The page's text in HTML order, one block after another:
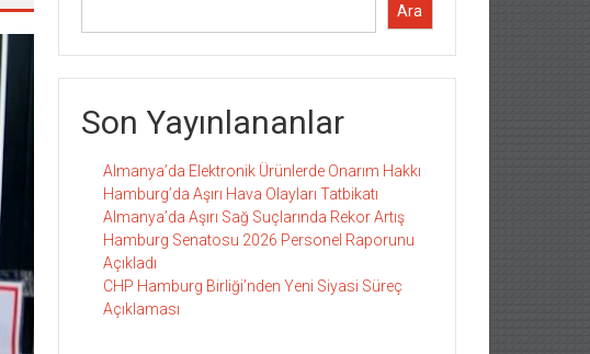
Ara
Son Yayınlananlar
Almanya’da Elektronik Ürünlerde Onarım Hakkı
Hamburg’da Aşırı Hava Olayları Tatbikatı
Almanya’da Aşırı Sağ Suçlarında Rekor Artış
Hamburg Senatosu 2026 Personel Raporunu
Açıkladı
CHP Hamburg Birliği’nden Yeni Siyasi Süreç
Açıklaması